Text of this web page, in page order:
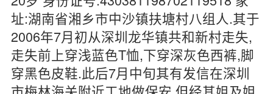
址:湖南省湘乡市中沙镇扶塘村八组人.其于
2006年7月初从深圳龙华镇共和新村走失,
走失前上穿浅蓝色T恤,下穿深灰色西裤,脚
穿黑色皮鞋.此后7月中旬其有发信在深圳